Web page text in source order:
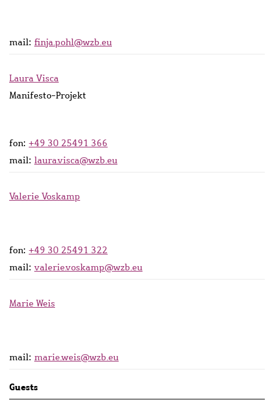
mail: finja.pohl@wzb.eu
Laura Visca
Manifesto-Projekt
fon: +49 30 25491 366
mail: laura.visca@wzb.eu
Valerie Voskamp
fon: +49 30 25491 322
mail: valerie.voskamp@wzb.eu
Marie Weis
mail: marie.weis@wzb.eu
Guests